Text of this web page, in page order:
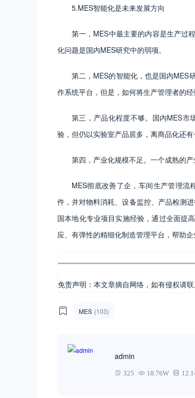
5.MES智能化是未来发展方向
第一，MES中最主要的内容是生产过
化问题是国内MES研究中的弱项。
第二，MES的智能化，也是国内MES
作系统平台，但是，如何将生产管理者的
第三，产品化程度不够。国内MES市
验，但仍以实验室产品居多，离商品化还有
第四，产业化规模不足。一个成熟的
MES彻底改善了企，车间生产管理
件，并对物料消耗、设备监控、产品检测
国本地化专业项目实施经验，通过全面提
应、有弹性的精细化制造管理平台，帮助
免责声明：本文章摘自网络，如有侵权请联
MES (103)
admin
325 18.76W